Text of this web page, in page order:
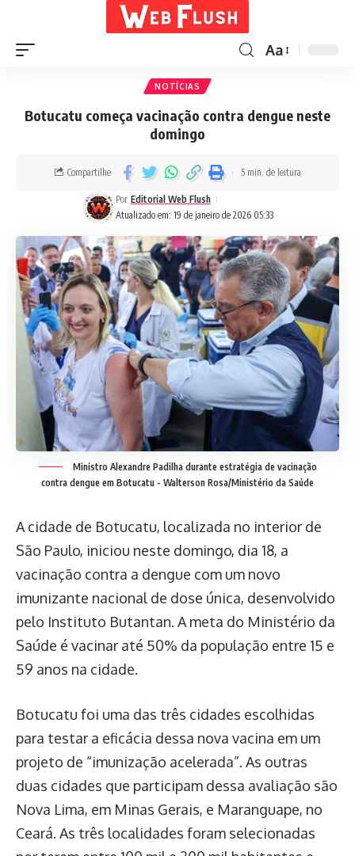
Aa
NOTÍCIAS
Botucatu começa vacinação contra dengue neste
domingo
Atualizado em: 19 de janeiro de 2026 05:33
Por Editorial Web Flush
Compartilhe 5 min. de leitura
Ministro Alexandre Padilha durante estratégia de vacinação
contra dengue em Botucatu - Walterson Rosa/Ministério da Saúde
A cidade de Botucatu, localizada no interior de
São Paulo, iniciou neste domingo, dia 18, a
vacinação contra a dengue com um novo
imunizante nacional de dose única, desenvolvido
pelo Instituto Butantan. A meta do Ministério da
Saúde é vacinar até 50% da população entre 15 e
59 anos na cidade.
Botucatu foi uma das três cidades escolhidas
para testar a eficácia dessa nova vacina em um
projeto de “imunização acelerada”. As outras
duas cidades que participam dessa avaliação são
Nova Lima, em Minas Gerais, e Maranguape, no
Ceará. As três localidades foram selecionadas